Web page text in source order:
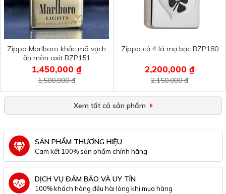
Zippo Marlboro khắc mã vạch
ăn mòn axit BZP151
1,450,000 ₫
1,500,000 đ
Zippo cỏ 4 lá mạ bạc BZP180
2,200,000 ₫
2,150,000 đ
Xem tất cả sản phẩm
SẢN PHẨM THƯƠNG HIỆU
Cam kết 100% sản phẩm chính hãng
DỊCH VỤ ĐẢM BẢO VÀ UY TÍN
100% khách hàng đều hài lòng khi mua hàng